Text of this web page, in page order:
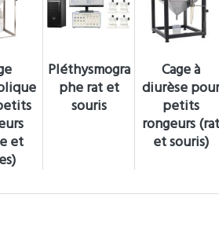
et
Pléthysmogra
phe rat et
souris
Cage à
diurèse pour
petits
rongeurs (rat
et souris)